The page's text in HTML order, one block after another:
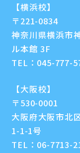
【横浜校】
〒221-0834
神奈川県横浜市
ル本館 3F
TEL： 045-777-
【大阪校】
〒530-0001
大阪府大阪市北
1-1-1号
TEL： 06-7713-